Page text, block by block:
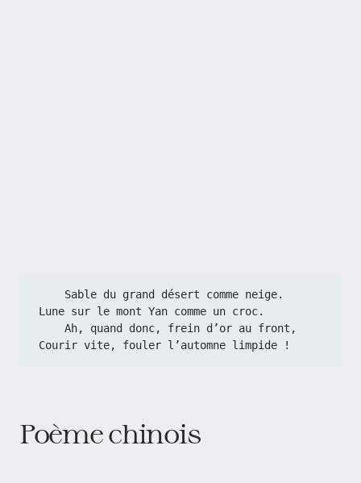
    Sable du grand désert comme neige.
Lune sur le mont Yan comme un croc.
    Ah, quand donc, frein d’or au front,
Courir vite, fouler l’automne limpide !
Poème chinois